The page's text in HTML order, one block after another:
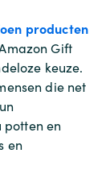
producten
Gift
keuze.
die net
en
en